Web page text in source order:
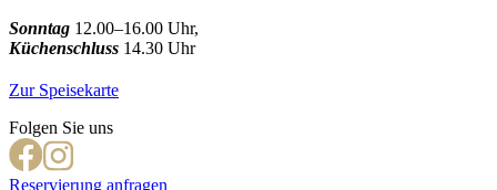
Sonntag 12.00–16.00 Uhr,
Küchenschluss 14.30 Uhr
Zur Speisekarte
Folgen Sie uns
Reservierung anfragen